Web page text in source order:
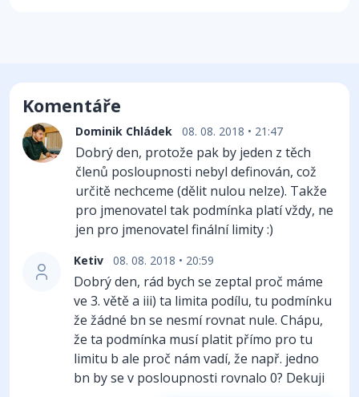
Komentáře
Dominik Chládek 08. 08. 2018 • 21:47
Dobrý den, protože pak by jeden z těch
členů posloupnosti nebyl definován, což
určitě nechceme (dělit nulou nelze). Takže
pro jmenovatel tak podmínka platí vždy, ne
jen pro jmenovatel finální limity :)
Ketiv 08. 08. 2018 • 20:59
Dobrý den, rád bych se zeptal proč máme
ve 3. větě a iii) ta limita podílu, tu podmínku
že žádné bn se nesmí rovnat nule. Chápu,
že ta podmínka musí platit přímo pro tu
limitu b ale proč nám vadí, že např. jedno
bn by se v posloupnosti rovnalo 0? Dekuji